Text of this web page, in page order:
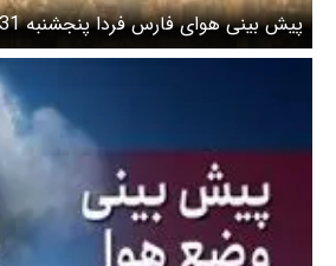
هشدار آلودگی سطح نارنجی شماره ۲